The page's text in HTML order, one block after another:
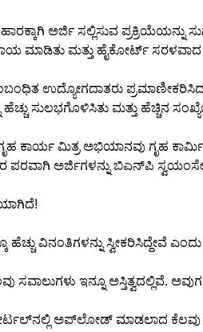
ಅರ್ಜಿ ಸಲ್ಲಿಸುವ
ಮಾಡಿತು ಮತ್ತು ಹೈಕೋರ್ಟ್ ಸರಳವಾದ
ಉದ್ಯೋಗದಾತರು
ಹೆಚ್ಚು ಸುಲಭಗೊಳಿಸಿತು ಮತ್ತು ಹೆಚ್ಚಿನ
ಕಾರ್ಯ ಮಿತ್ರ ಅಭಿಯಾನವು ಗೃಹ
ಪರವಾಗಿ ಅರ್ಜಿಗಳನ್ನು ಬಿಎನ್‌ಪಿ
ಹೆಚ್ಚು ವಿನಂತಿಗಳನ್ನು
ಸವಾಲುಗಳು ಇನ್ನೂ ಅಸ್ತಿತ್ವದಲ್ಲಿವೆ.
ಅಪ್‌ಲೋಡ್ ಮಾಡಲಾದ ಕೆಲವು